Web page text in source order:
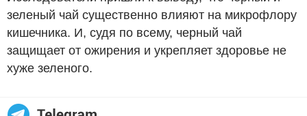
зеленый чай существенно влияют на микрофлору
кишечника. И, судя по всему, черный чай
защищает от ожирения и укрепляет здоровье не
хуже зеленого.